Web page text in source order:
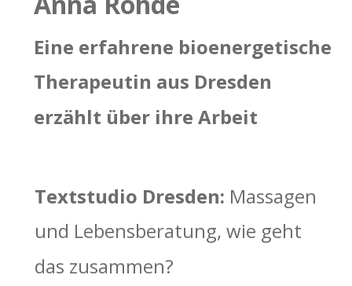
Textstudio Dresden: Massagen
und Lebensberatung, wie geht
das zusammen?
Eine erfahrene bioenergetische
Therapeutin aus Dresden
erzählt über ihre Arbeit